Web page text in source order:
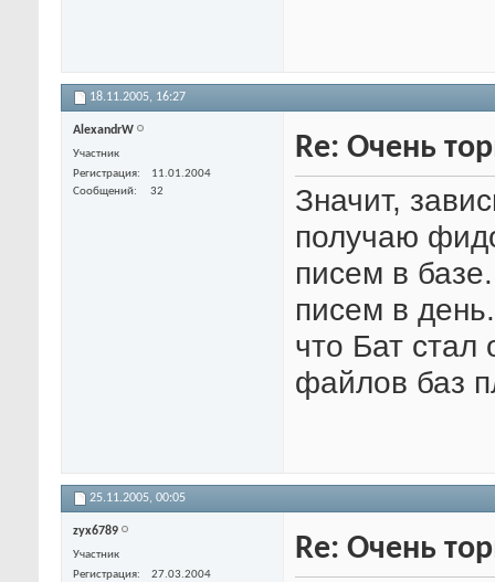
18.11.2005, 16:27
AlexandrW
Участник
Регистрация
11.01.2004
Сообщений
32
Re: Очень
Значит,
получаю
писем в
писем в
что Бат стал
файлов баз
25.11.2005, 00:05
zyx6789
Участник
Регистрация
27.03.2004
Re: Очень